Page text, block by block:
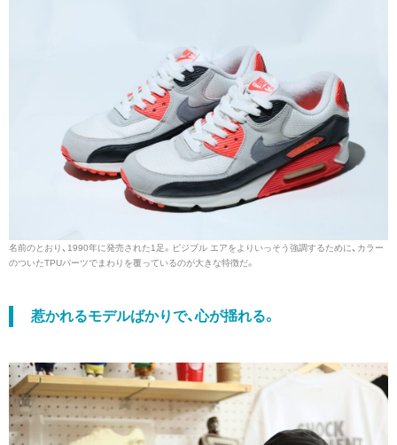
名前のとおり、1990年に発売された1足。ビジブル エアをよりいっそう強調するために、カラー
のついたTPUパーツでまわりを覆っているのが大きな特徴だ。
惹かれるモデルばかりで、心が揺れる。